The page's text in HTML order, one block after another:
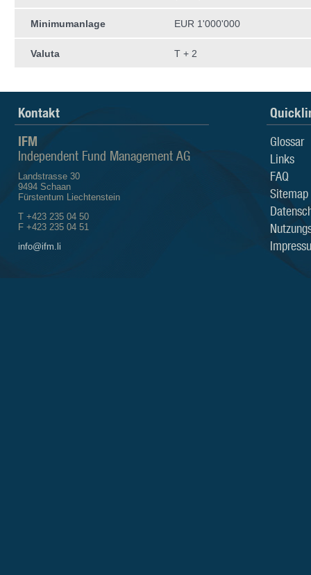
Minimumanlage EUR 1'000'000
Valuta T + 2
Kontakt
IFM
Independent Fund Management AG
Landstrasse 30
9494 Schaan
Fürstentum Liechtenstein
T +423 235 04 50
F +423 235 04 51
info@ifm.li
Glossar
Links
FAQ
Sitemap